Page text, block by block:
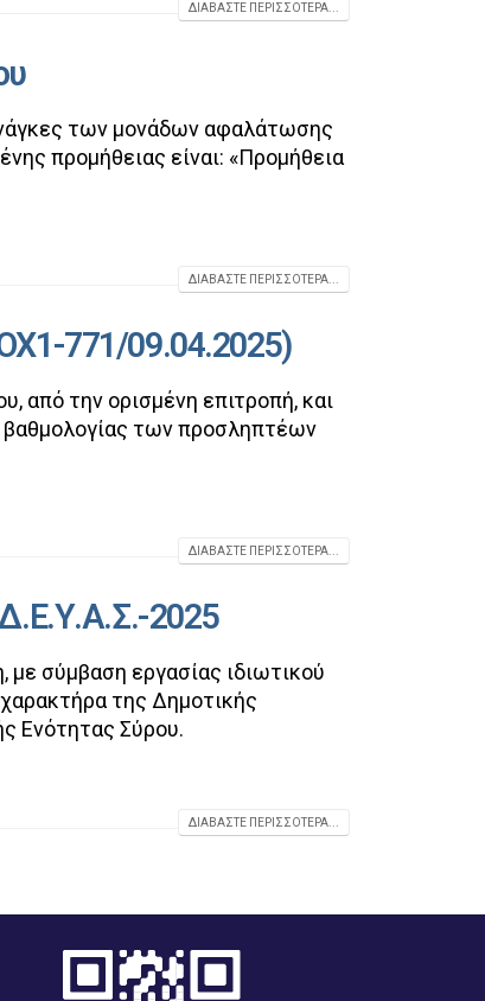
ΔΙΑΒΆΣΤΕ ΠΕΡΙΣΣΌΤΕΡΑ...
των μονάδων αφαλάτωσης
προμήθειας είναι: «Προμήθεια
ΔΙΑΒΆΣΤΕ ΠΕΡΙΣΣΌΤΕΡΑ...
771/09.04.2025)
από την ορισμένη επιτροπή, και
βαθμολογίας των προσληπτέων
ΔΙΑΒΆΣΤΕ ΠΕΡΙΣΣΌΤΕΡΑ...
2025
σύμβαση εργασίας ιδιωτικού
της Δημοτικής
Ενότητας Σύρου.
ΔΙΑΒΆΣΤΕ ΠΕΡΙΣΣΌΤΕΡΑ...